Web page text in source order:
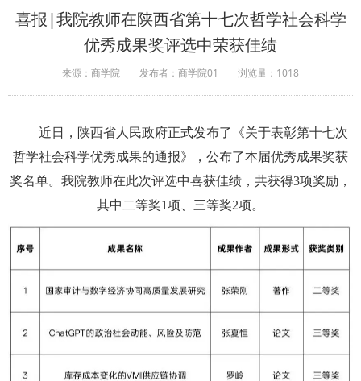
喜报|我院教师在陕西省第十七次哲学社会科学
优秀成果奖评选中荣获佳绩
来源：商学院 发布者：商学院01 浏览量： 1018
近日，陕西省人民政府正式发布了《关于表彰第十七次
哲学社会科学优秀成果的通报》，公布了本届优秀成果奖获
奖名单。我院教师在此次评选中喜获佳绩，共获得3项奖励，
其中二等奖1项、三等奖2项。